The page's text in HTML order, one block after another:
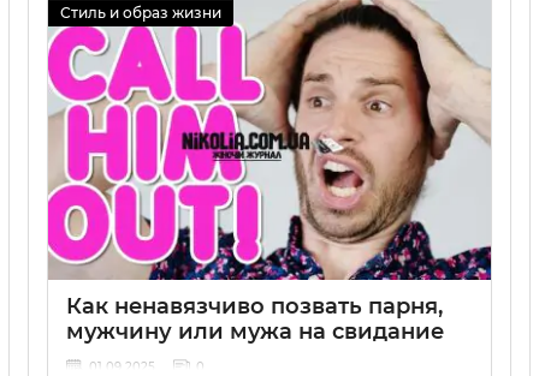
01 09 2025 0
Стиль и образ жизни
Как ненавязчиво позвать парня,
мужчину или мужа на свидание
01 09 2025 0